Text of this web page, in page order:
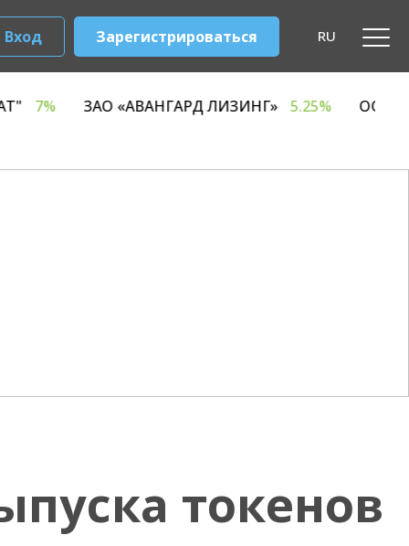
RU
Вход Зарегистрироваться
КОМБИНАТ" 7% ЗАО «АВАНГАРД ЛИЗИНГ»
токенов